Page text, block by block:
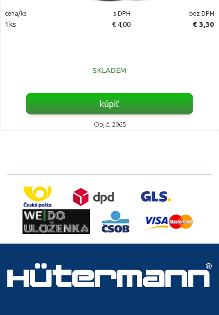
cena/ks s DPH bez DPH
1ks € 4,00 € 3,30
SKLADEM
kúpiť
Obj.č. 2065